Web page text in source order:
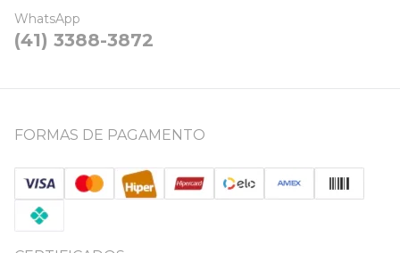
WhatsApp
(41) 3388-3872
FORMAS DE PAGAMENTO